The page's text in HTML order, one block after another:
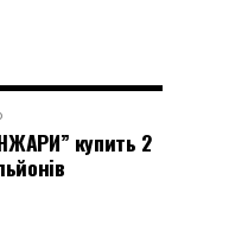
купить 2